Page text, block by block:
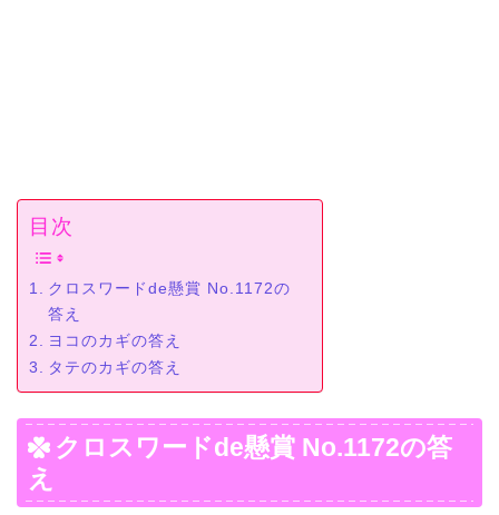
目次
クロスワードde懸賞 No.1172の
答え
ヨコのカギの答え
タテのカギの答え
クロスワードde懸賞 No.1172の答
え